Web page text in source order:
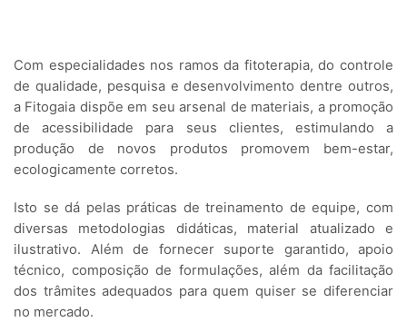
Com especialidades nos ramos da fitoterapia, do controle
de qualidade, pesquisa e desenvolvimento dentre outros,
a Fitogaia dispõe em seu arsenal de materiais, a promoção
de acessibilidade para seus clientes, estimulando a
produção de novos produtos promovem bem-estar,
ecologicamente corretos.
Isto se dá pelas práticas de treinamento de equipe, com
diversas metodologias didáticas, material atualizado e
ilustrativo. Além de fornecer suporte garantido, apoio
técnico, composição de formulações, além da facilitação
dos trâmites adequados para quem quiser se diferenciar
no mercado.